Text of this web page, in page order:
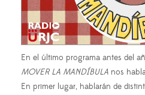
En el último programa antes del
MOVER LA MANDÍBULA nos
En primer lugar, hablarán de